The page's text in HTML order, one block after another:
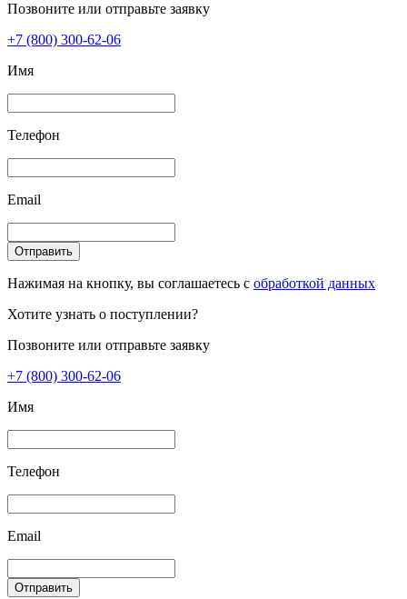
Позвоните или отправьте заявку
+7 (800) 300-62-06
Имя
Телефон
Email
Отправить
Нажимая на кнопку, вы соглашаетесь с обработкой данных
Хотите узнать о поступлении?
Позвоните или отправьте заявку
+7 (800) 300-62-06
Имя
Телефон
Email
Отправить